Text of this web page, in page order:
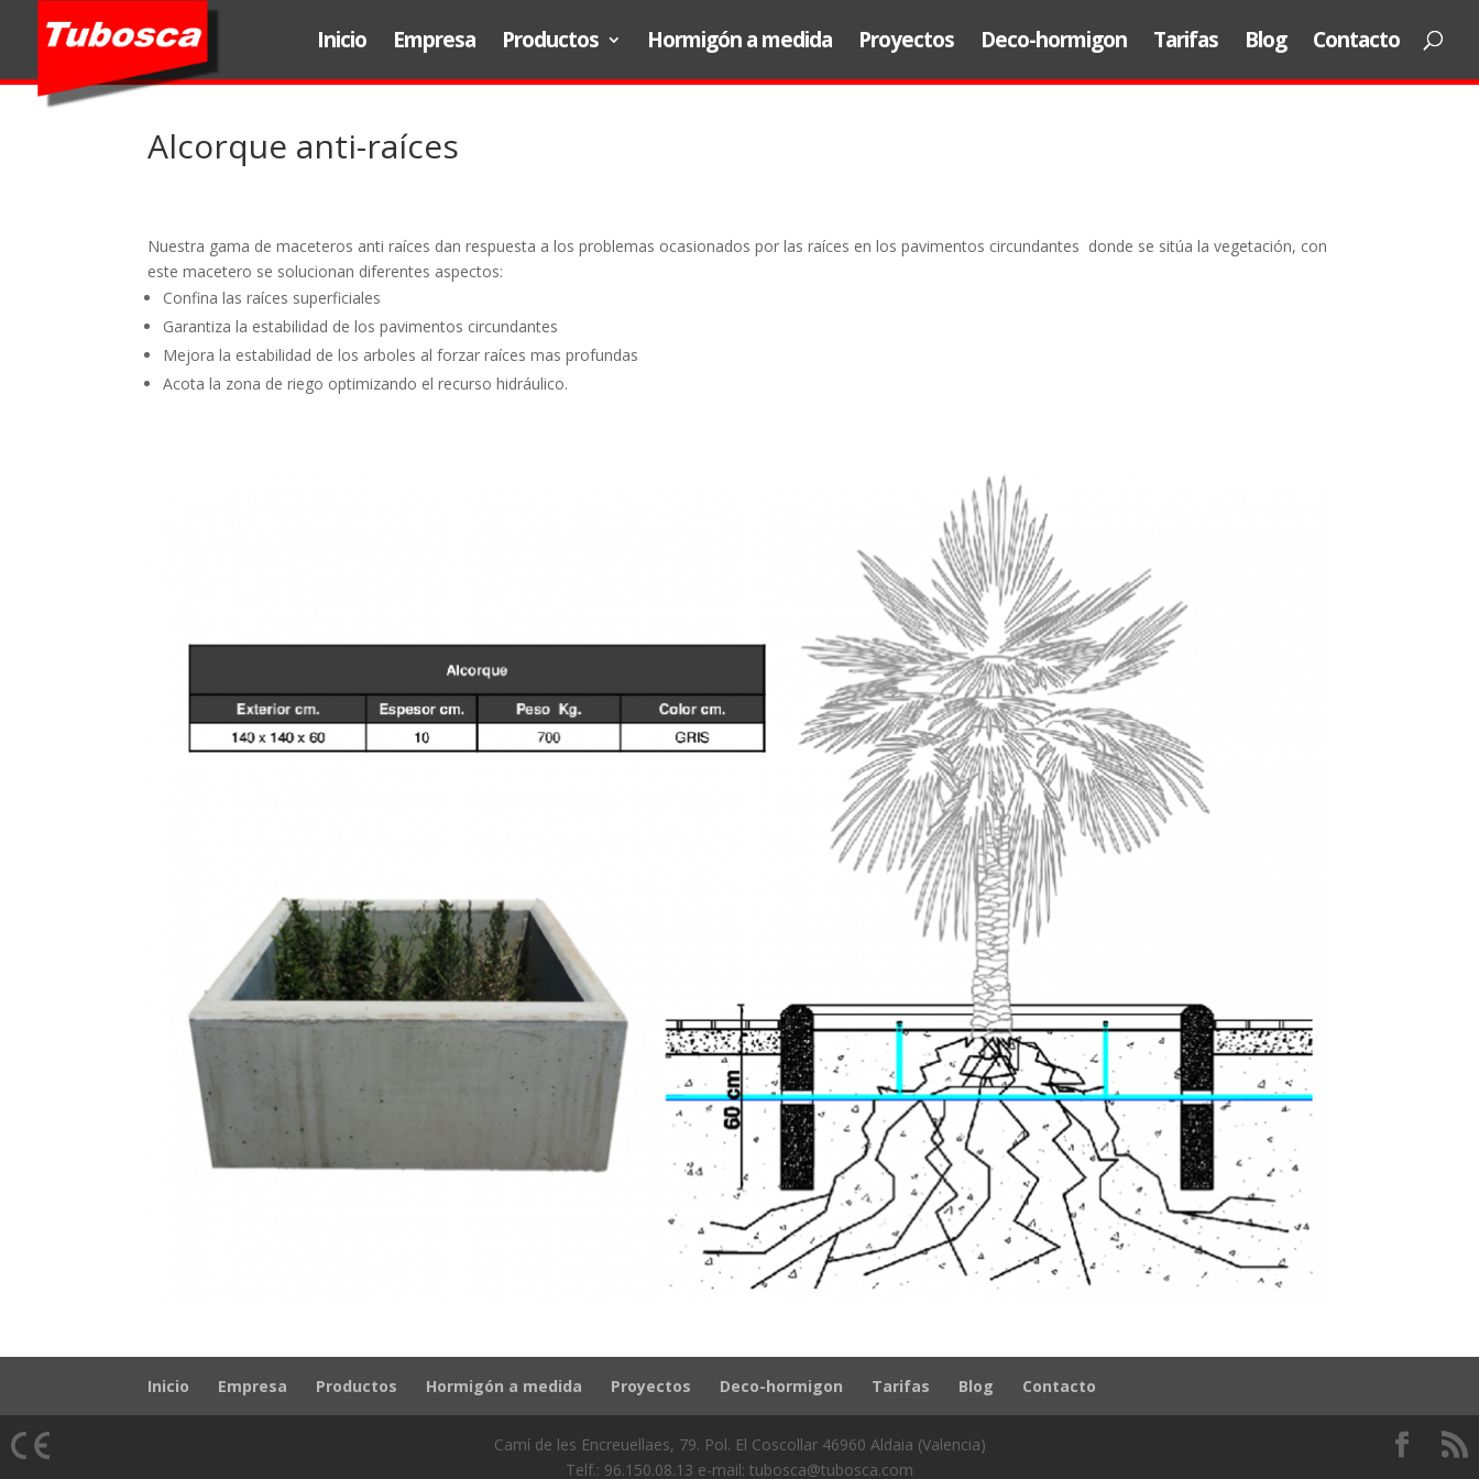
Inicio Empresa Productos Hormigón a medida Proyectos Deco-hormigon Tarifas Blog Contacto
Alcorque anti-raíces
Nuestra gama de maceteros anti raíces dan respuesta a los problemas ocasionados por las raíces en los pavimentos circundantes donde se sitúa la vegetación, con
este macetero se solucionan diferentes aspectos:
Confina las raíces superficiales
Garantiza la estabilidad de los pavimentos circundantes
Mejora la estabilidad de los arboles al forzar raíces mas profundas
Acota la zona de riego optimizando el recurso hidráulico.
Inicio Empresa Productos Hormigón a medida Proyectos Deco-hormigon Tarifas Blog Contacto
Camí de les Encreuellaes, 79. Pol. El Coscollar 46960 Aldaia (Valencia)
Telf.: 96.150.08.13 e-mail: tubosca@tubosca.com